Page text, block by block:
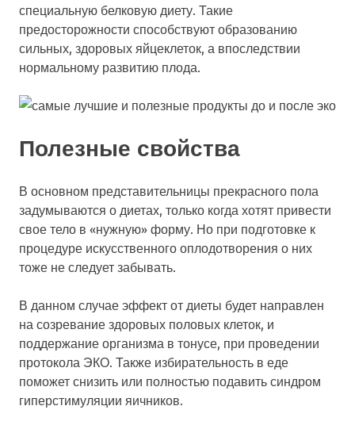
специальную белковую диету. Такие
предосторожности способствуют образованию
сильных, здоровых яйцеклеток, а впоследствии
нормальному развитию плода.
Полезные свойства
В основном представительницы прекрасного пола
задумываются о диетах, только когда хотят привести
свое тело в «нужную» форму. Но при подготовке к
процедуре искусственного оплодотворения о них
тоже не следует забывать.
В данном случае эффект от диеты будет направлен
на созревание здоровых половых клеток, и
поддержание организма в тонусе, при проведении
протокола ЭКО. Также избирательность в еде
поможет снизить или полностью подавить синдром
гиперстимуляции яичников.